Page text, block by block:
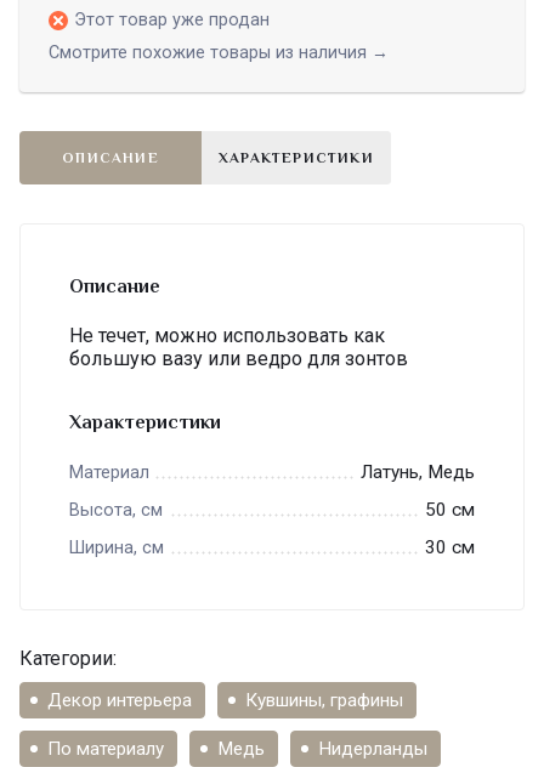
Этот товар уже продан
Смотрите похожие товары из наличия →
ОПИСАНИЕ ХАРАКТЕРИСТИКИ
Описание
Не течет, можно использовать как
большую вазу или ведро для зонтов
Характеристики
Материал Латунь, Медь
Высота, см 50 см
Ширина, см 30 см
Категории:
Декор интерьера Кувшины, графины
По материалу Медь Нидерланды